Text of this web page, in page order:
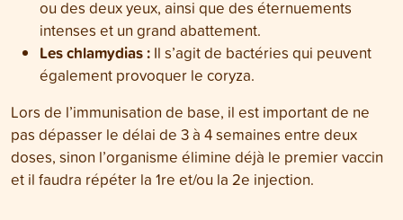
ou des deux yeux, ainsi que des éternuements
intenses et un grand abattement.
Les chlamydias : Il s’agit de bactéries qui peuvent
également provoquer le coryza.
Lors de l’immunisation de base, il est important de ne
pas dépasser le délai de 3 à 4 semaines entre deux
doses, sinon l’organisme élimine déjà le premier vaccin
et il faudra répéter la 1re et/ou la 2e injection.